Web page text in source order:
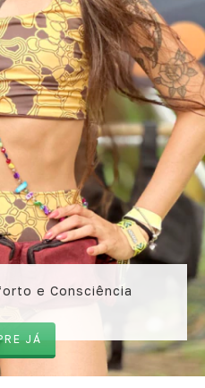
e Consciência
JÁ